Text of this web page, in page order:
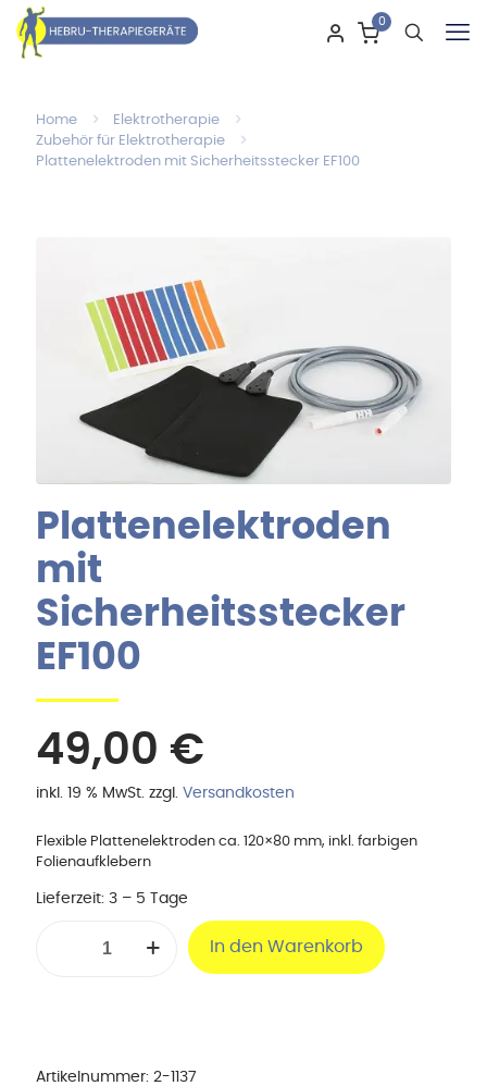
0
Home
Elektrotherapie
Zubehör für Elektrotherapie
Plattenelektroden mit Sicherheitsstecker EF100
Plattenelektroden
mit
Sicherheitsstecker
EF100
49,00 €
inkl. 19 % MwSt. zzgl. Versandkosten
Flexible Plattenelektroden ca. 120×80 mm, inkl. farbigen
Folienaufklebern
Lieferzeit: 3 – 5 Tage
In den Warenkorb
Artikelnummer: 2-1137